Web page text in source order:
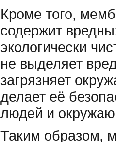
Кроме того,
содержит
экологически
не выделяет
загрязняет
делает её
людей и
Таким образом,